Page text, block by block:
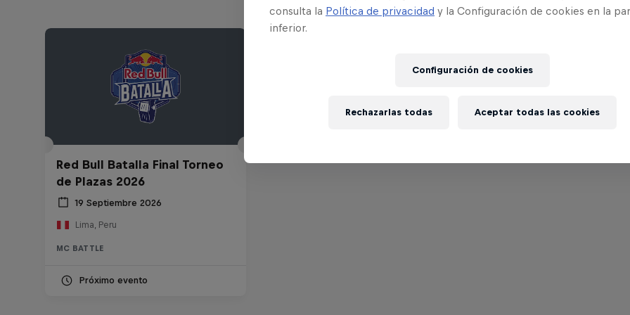
Red Bull Batalla Final Torneo
de Plazas 2026
19 Septiembre 2026
Lima, Peru
MC BATTLE
Próximo evento
consulta la Política de privacidad y la Configuración de cookies en la
inferior.
Configuración de cookies
Rechazarlas todas Aceptar todas las cookies